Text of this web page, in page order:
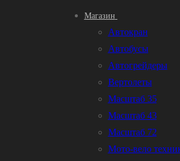
Магазин
Автокран
Автобусы
Автогрейдеры
Вертолеты
Масштаб 35
Масштаб 43
Масштаб 72
Мото-вело